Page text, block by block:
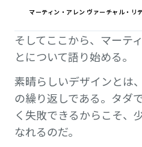
マーティン・アレン ヴァーチャル・リ
そしてここから、マーテ
とについて語り始める。
素晴らしいデザインとは
の繰り返しである。タダ
く失敗できるからこそ、
なれるのだ。